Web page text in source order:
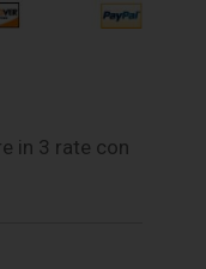
in 3 rate con